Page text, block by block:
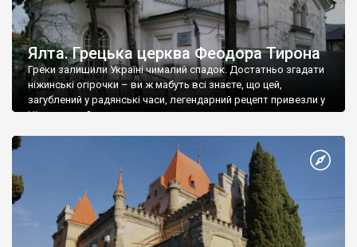
Ялта. Грецька церква Феодора Тирона
Греки залишили Україні чималий спадок. Достатньо згадати
ніжинські огірочки – ви ж мабуть всі знаєте, що цей,
загублений у радянські часи, легендарний рецепт привезли у
Ніжин греки?